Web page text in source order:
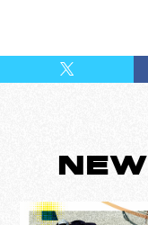
NEW